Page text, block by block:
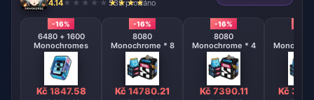
4.14 538 prodáno
-16%
6480 + 1600
Monochromes
Kč 1847.58
-16%
8080
Monochrome * 8
Kč 14780.21
-16%
8080
Monochrome * 4
Kč 7390.11 Kč